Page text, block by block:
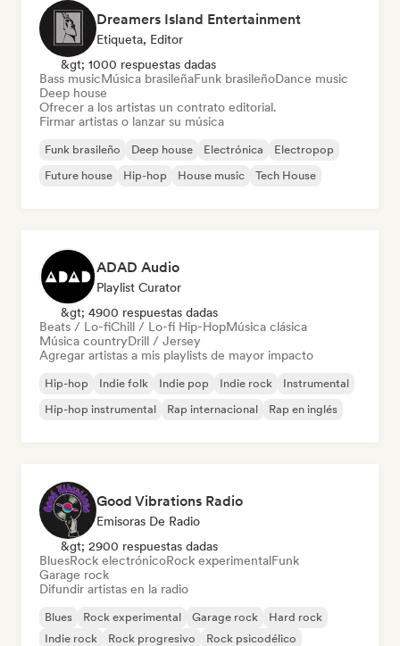
Dreamers Island Entertainment
Etiqueta, Editor
&gt; 1000 respuestas dadas
Bass musicMúsica brasileñaFunk brasileñoDance music
Deep house
Ofrecer a los artistas un contrato editorial.
Firmar artistas o lanzar su música
Funk brasileño Deep house Electrónica
Electropop
Future house
Hip-hop House music Tech House
ADAD Audio
Playlist Curator
&gt; 4900 respuestas dadas
Beats / Lo-fiChill / Lo-fi Hip-HopMúsica clásica
Música countryDrill / Jersey
Agregar artistas a mis playlists de mayor impacto
Hip-hop Indie folk Indie pop Indie rock
Instrumental
Hip-hop instrumental
Rap internacional Rap en inglés
Good Vibrations Radio
Emisoras De Radio
&gt; 2900 respuestas dadas
BluesRock electrónicoRock experimentalFunk
Garage rock
Difundir artistas en la radio
Blues Rock experimental Garage rock
Hard rock
Indie rock
Rock progresivo
Rock psicodélico